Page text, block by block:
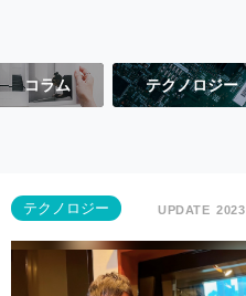
コラム テクノロジー
テクノロジー 2023